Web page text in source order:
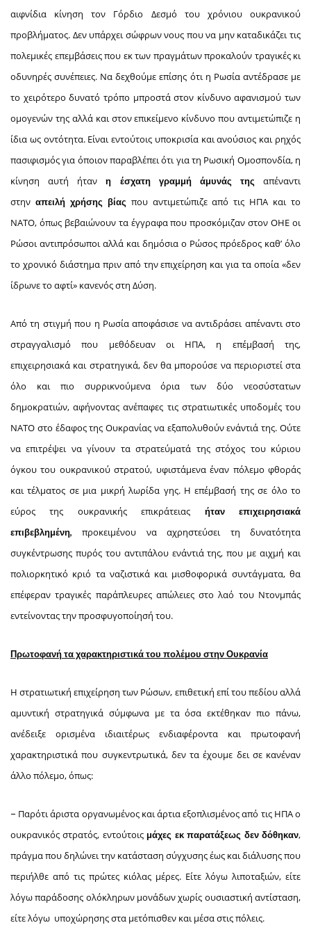
αιφνίδια κίνηση τον Γόρδιο Δεσμό του χρόνιου ουκρανικού
προβλήματος. Δεν υπάρχει σώφρων νους που να μην καταδικάζει τις
πολεμικές επεμβάσεις που εκ των πραγμάτων προκαλούν τραγικές κι
οδυνηρές συνέπειες. Να δεχθούμε επίσης ότι η Ρωσία αντέδρασε με
το χειρότερο δυνατό τρόπο μπροστά στον κίνδυνο αφανισμού των
ομογενών της αλλά και στον επικείμενο κίνδυνο που αντιμετώπιζε η
ίδια ως οντότητα. Είναι εντούτοις υποκρισία και ανούσιος και ρηχός
πασιφισμός για όποιον παραβλέπει ότι για τη Ρωσική Ομοσπονδία, η
κίνηση αυτή ήτανη έσχατη γραμμή άμυνάς της
απέναντι
στην απειλή χρήσης βίας που αντιμετώπιζε από τις ΗΠΑ και το
ΝΑΤΟ, όπως βεβαιώνουν τα έγγραφα που προσκόμιζαν στον ΟΗΕ οι
Ρώσοι αντιπρόσωποι αλλά και δημόσια ο Ρώσος πρόεδρος καθ’ όλο
το χρονικό διάστημα πριν από την επιχείρηση και για τα οποία «δεν
ίδρωνε το αφτί» κανενός στη Δύση.
Από τη στιγμή που η Ρωσία αποφάσισε να αντιδράσει απέναντι στο
στραγγαλισμό που μεθόδευαν οι ΗΠΑ, η επέμβασή της,
επιχειρησιακά και στρατηγικά, δεν θα μπορούσε να περιοριστεί στα
όλο και πιο συρρικνούμενα όρια των δύο νεοσύστατων
δημοκρατιών, αφήνοντας ανέπαφες τις στρατιωτικές υποδομές του
ΝΑΤΟ στο έδαφος της Ουκρανίας να εξαπολυθούν ενάντιά της. Ούτε
να επιτρέψει να γίνουν τα στρατεύματά της στόχος του κύριου
όγκου του ουκρανικού στρατού, υφιστάμενα έναν πόλεμο φθοράς
και τέλματος σε μια μικρή λωρίδα γης. Η επέμβασή της σε όλο το
εύρος της ουκρανικής επικράτειας ήταν επιχειρησιακά
επιβεβλημένη,
προκειμένου να αχρηστεύσει τη δυνατότητα
συγκέντρωσης πυρός του αντιπάλου ενάντιά της, που με αιχμή και
πολιορκητικό κριό τα ναζιστικά και μισθοφορικά συντάγματα, θα
επέφεραν τραγικές παράπλευρες απώλειες στο λαό του Ντονμπάς
εντείνοντας την προσφυγοποίησή του.
Πρωτοφανή τα χαρακτηριστικά του πολέμου στην Ουκρανία
Η στρατιωτική επιχείρηση των Ρώσων, επιθετική επί του πεδίου αλλά
αμυντική στρατηγικά σύμφωνα με τα όσα εκτέθηκαν πιο πάνω,
ανέδειξε ορισμένα ιδιαιτέρως ενδιαφέροντα και πρωτοφανή
χαρακτηριστικά που συγκεντρωτικά, δεν τα έχουμε δει σε κανέναν
άλλο πόλεμο, όπως:
– Παρότι άριστα οργανωμένος και άρτια εξοπλισμένος από τις ΗΠΑ ο
ουκρανικός στρατός, εντούτοις μάχες εκ παρατάξεως δεν δόθηκαν,
πράγμα που δηλώνει την κατάσταση σύγχυσης έως και διάλυσης που
περιήλθε από τις πρώτες κιόλας μέρες. Είτε λόγω λιποταξιών, είτε
λόγω παράδοσης ολόκληρων μονάδων χωρίς ουσιαστική αντίσταση,
είτε λόγω υποχώρησης στα μετόπισθεν και μέσα στις πόλεις.